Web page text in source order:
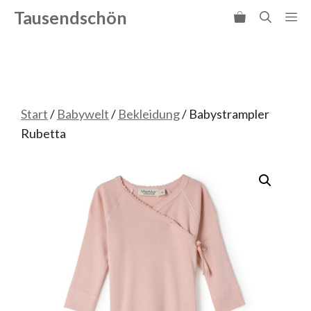
Zum
Inhalt
Tausendschön
Start/ Babywelt/ Bekleidung/ Babystrampler
Rubetta